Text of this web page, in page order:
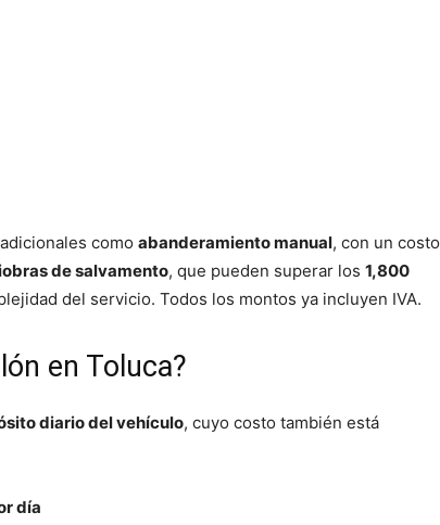
como abanderamiento manual, con un costo
de salvamento, que pueden superar los 1,800
del servicio. Todos los montos ya incluyen IVA.
en Toluca?
diario del vehículo, cuyo costo también está
día